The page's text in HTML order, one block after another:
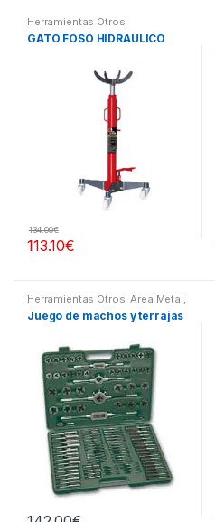
Herramientas Otros
GATO FOSO HIDRÁULICO
113.10€
134.00€
Herramientas Otros,Area Metal,
Roscas, Herramientas ,
Maletines Herramientas,
Juego de machos y terrajas